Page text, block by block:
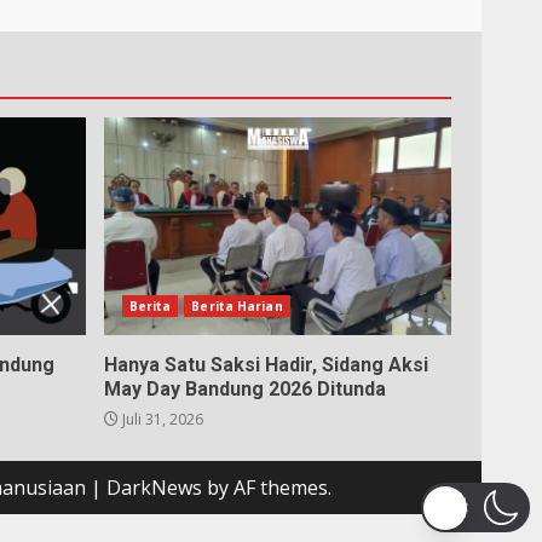
Berita Berita Harian
Hanya Satu Saksi Hadir, Sidang Aksi
May Day Bandung 2026 Ditunda
Juli 31, 2026
| DarkNews by AF themes.